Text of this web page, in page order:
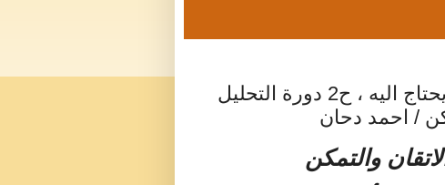
التحليل المالي ، اهدافه اهميته من يحتاج اليه ، ح2 دورة التحليل
/ احمد دحان
والتمكن